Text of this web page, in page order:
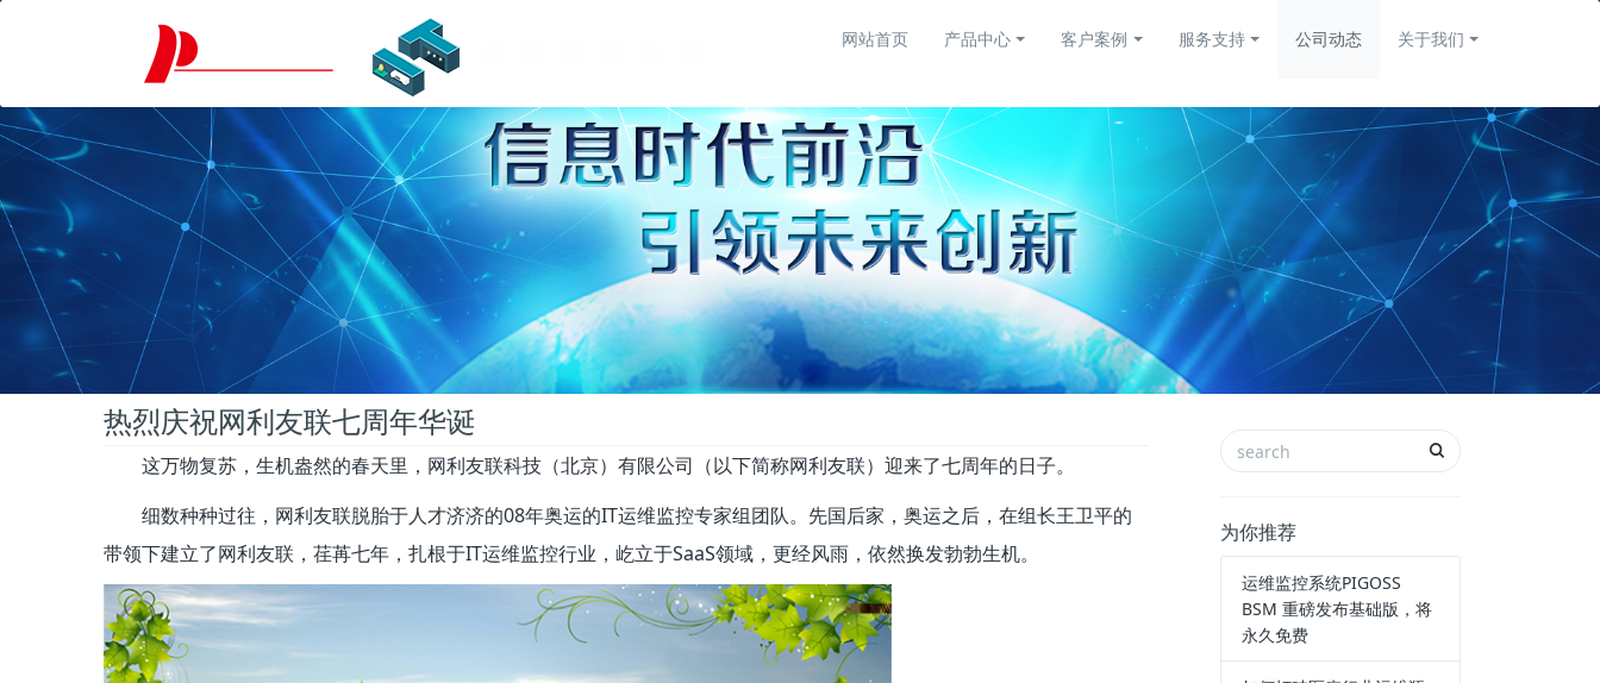
网站首页 产品中心 客户案例 服务支持 公司动态 关于我们
热烈庆祝网利友联七周年华诞
这万物复苏，生机盎然的春天里，网利友联科技（北京）有限公司（以下简称网利友联）迎来了七周年的日子。
细数种种过往，网利友联脱胎于人才济济的08年奥运的IT运维监控专家组团队。先国后家，奥运之后，在组长王卫平的
带领下建立了网利友联，荏苒七年，扎根于IT运维监控行业，屹立于SaaS领域，更经风雨，依然换发勃勃生机。
为你推荐
运维监控系统PIGOSS
BSM 重磅发布基础版，将
永久免费